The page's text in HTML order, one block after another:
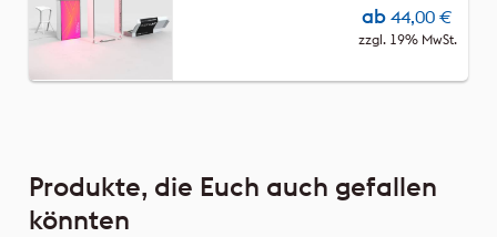
ab 44,00 €
zzgl. 19% MwSt.
Produkte, die Euch auch gefallen
könnten